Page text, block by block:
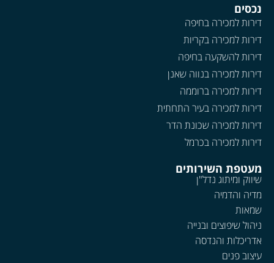
נכסים
דירות למכירה בחיפה
דירות למכירה בקריות
דירות להשקעה בחיפה
דירות למכירה בנווה שאנן
דירות למכירה ברוממה
דירות למכירה בעיר התחתית
דירות למכירה שכונת הדר
דירות למכירה בכרמל
מעטפת השירותים
שיווק ומיתוג נדל"ן
מדיה והדמיה
שמאות
ניהול שיפוצים ובנייה
אדריכלות והנדסה
עיצוב פנים